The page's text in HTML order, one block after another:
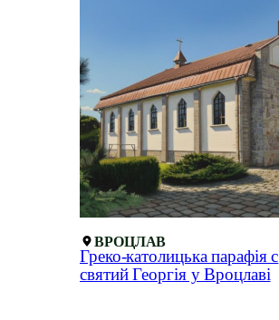
ВРОЦЛАВ
Греко-католицька парафія с
святий Георгія у Вроцлаві